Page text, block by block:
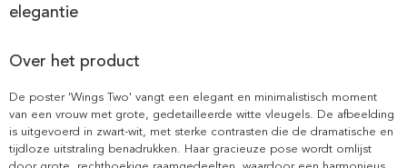
elegantie
Over het product
De poster 'Wings Two' vangt een elegant en minimalistisch moment
van een vrouw met grote, gedetailleerde witte vleugels. De afbeelding
is uitgevoerd in zwart-wit, met sterke contrasten die de dramatische en
tijdloze uitstraling benadrukken. Haar gracieuze pose wordt omlijst